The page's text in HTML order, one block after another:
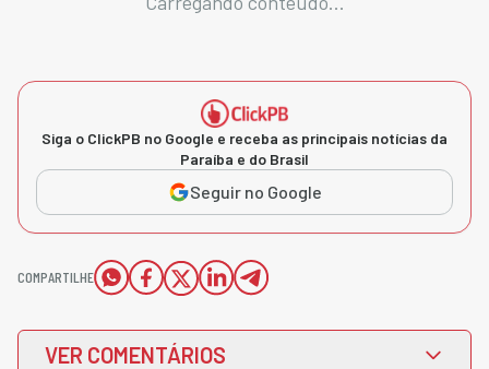
Siga o ClickPB no Google e receba as principais notícias da
Paraíba e do Brasil
Seguir no Google
COMPARTILHE
VER COMENTÁRIOS